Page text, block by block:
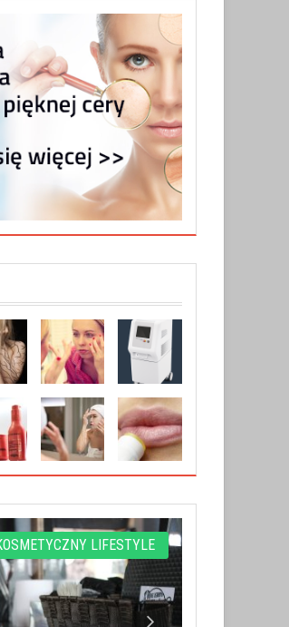
LIFESTYLE